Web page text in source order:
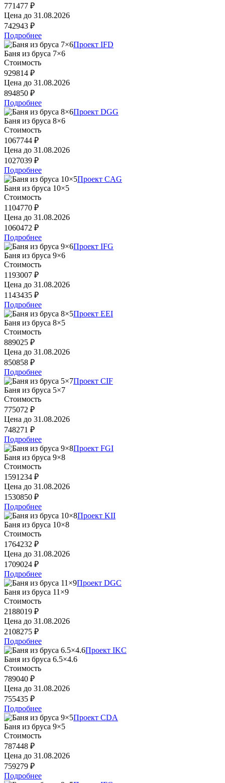
771477 ₽
Цена до 31.08.2026
742943 ₽
Подробнее
Проект IFD
Баня из бруса 7×6
Стоимость
929814 ₽
Цена до 31.08.2026
894850 ₽
Подробнее
Проект DGG
Баня из бруса 8×6
Стоимость
1067744 ₽
Цена до 31.08.2026
1027039 ₽
Подробнее
Проект CAG
Баня из бруса 10×5
Стоимость
1104770 ₽
Цена до 31.08.2026
1060472 ₽
Подробнее
Проект IFG
Баня из бруса 9×6
Стоимость
1193007 ₽
Цена до 31.08.2026
1143435 ₽
Подробнее
Проект EEI
Баня из бруса 8×5
Стоимость
889025 ₽
Цена до 31.08.2026
850858 ₽
Подробнее
Проект CIF
Баня из бруса 5×7
Стоимость
775072 ₽
Цена до 31.08.2026
748271 ₽
Подробнее
Проект FGI
Баня из бруса 9×8
Стоимость
1591234 ₽
Цена до 31.08.2026
1530850 ₽
Подробнее
Проект KII
Баня из бруса 10×8
Стоимость
1764232 ₽
Цена до 31.08.2026
1709024 ₽
Подробнее
Проект DGC
Баня из бруса 11×9
Стоимость
2188019 ₽
Цена до 31.08.2026
2108275 ₽
Подробнее
Проект IKC
Баня из бруса 6.5×4.6
Стоимость
789040 ₽
Цена до 31.08.2026
755435 ₽
Подробнее
Проект CDA
Баня из бруса 9×5
Стоимость
787448 ₽
Цена до 31.08.2026
759279 ₽
Подробнее